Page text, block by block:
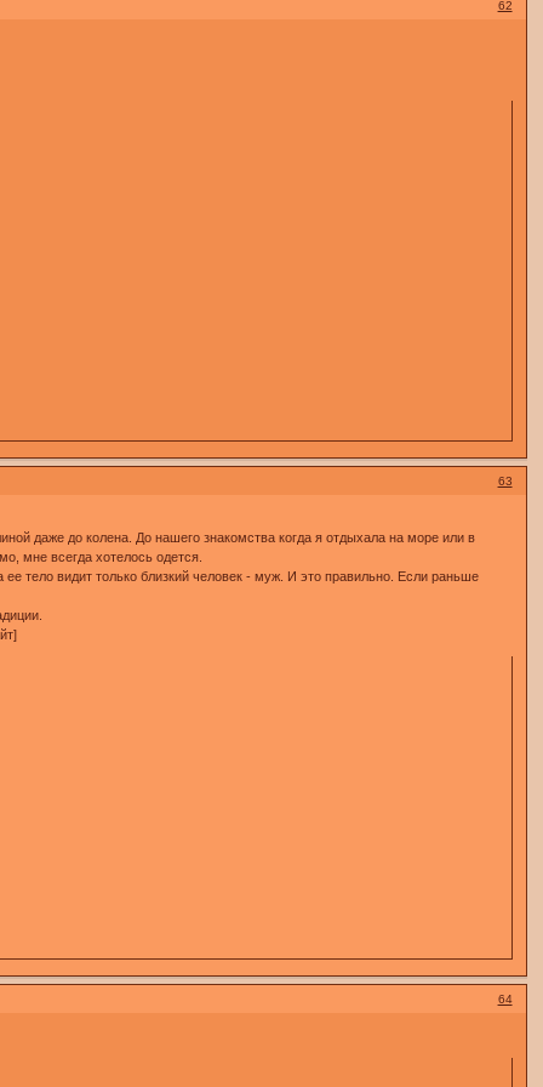
62
63
даже до колена. До нашего знакомства когда я отдыхала на море или в
мне всегда хотелось одется.
тело видит только близкий человек - муж. И это правильно. Если раньше
64